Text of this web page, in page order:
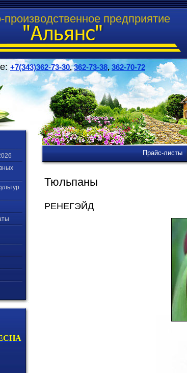
производственное предприятие
+7(343)362-73-30,362-73-38, 362-70-72
Прайс-листы
Тюльпаны
РЕНЕГЭЙД